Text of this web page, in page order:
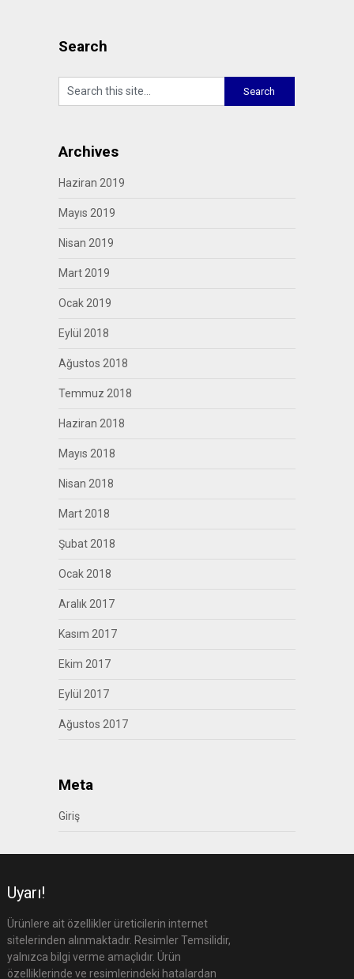
Search
Archives
Haziran 2019
Mayıs 2019
Nisan 2019
Mart 2019
Ocak 2019
Eylül 2018
Ağustos 2018
Temmuz 2018
Haziran 2018
Mayıs 2018
Nisan 2018
Mart 2018
Şubat 2018
Ocak 2018
Aralık 2017
Kasım 2017
Ekim 2017
Eylül 2017
Ağustos 2017
Meta
Giriş
Uyarı!
Ürünlere ait özellikler üreticilerin internet
sitelerinden alınmaktadır. Resimler Temsilidir,
yalnızca bilgi verme amaçlıdır. Ürün
özelliklerinde ve resimlerindeki hatalardan